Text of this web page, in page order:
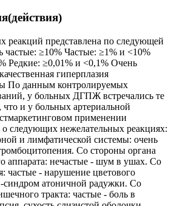
реакций представлена по следующей
частые: ≥10% Частые: ≥1% и <10%
Редкие: ≥0,01% и <0,1% Очень
гиперплазия
По данным контролируемых
у больных ДГПЖ встречались те
и у больных артериальной
применении
о следующих нежелательных реакциях:
и лимфатической системы: очень
Со стороны органа
аппарата: нечастые - шум в ушах. Со
частые - нарушение цветового
-синдром атоничной радужки. Со
тракта: частые - боль в